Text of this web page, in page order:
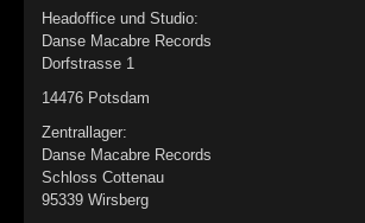
►
►
Headoffice und Studio:
Danse Macabre Records
Dorfstrasse 1
14476 Potsdam
Zentrallager:
Danse Macabre Records
Schloss Cottenau
95339 Wirsberg